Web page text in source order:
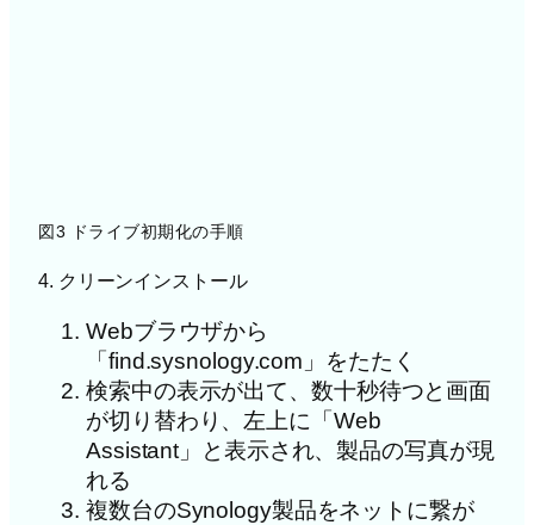
図3 ドライブ初期化の手順
4. クリーンインストール
Webブラウザから
「find.sysnology.com」をたたく
検索中の表示が出て、数十秒待つと画面
が切り替わり、左上に「Web
Assistant」と表示され、製品の写真が現
れる
複数台のSynology製品をネットに繋が